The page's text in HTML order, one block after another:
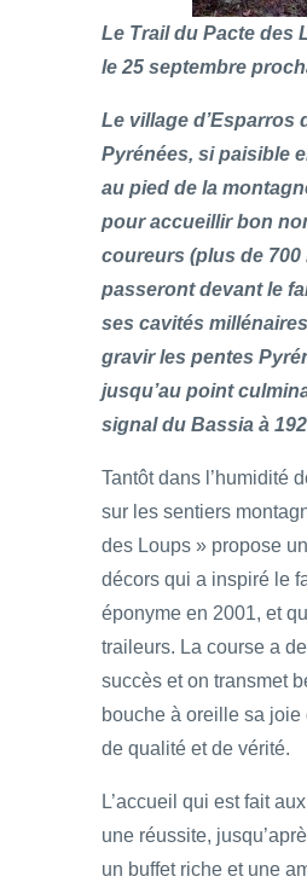
Le Trail du Pacte des
le 25 septembre
Le village d’Esparros
Pyrénées, si paisible
au pied de la
pour accueillir bon
coureurs (plus de 700
passeront devant le
ses cavités
gravir les pentes
jusqu’au point
signal du Bassia à
Tantôt dans l’humidité
sur les sentiers
des Loups » propose
décors qui a inspiré le
éponyme en 2001, et
traileurs. La course a
succès et on transmet
bouche à oreille sa
de qualité et de vérité.
L’accueil qui est fait
une réussite,
un buffet riche et une